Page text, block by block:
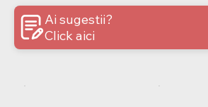
Ai sugestii?
Click aici